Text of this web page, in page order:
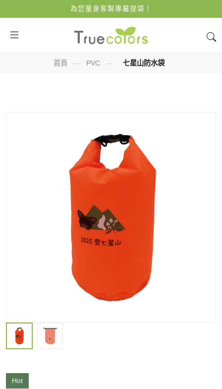
為您量身客製專屬提袋！
首頁 — PVC — 七星山防水袋
Hot